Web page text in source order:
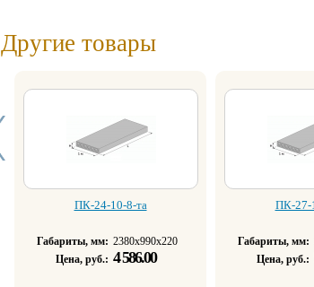
Другие товары
ПК-24-10-8-та
Габариты, мм: 2380х990х220
Цена, руб.: 4 586.00
ПК-27-
Габариты, мм:
Цена, руб.: